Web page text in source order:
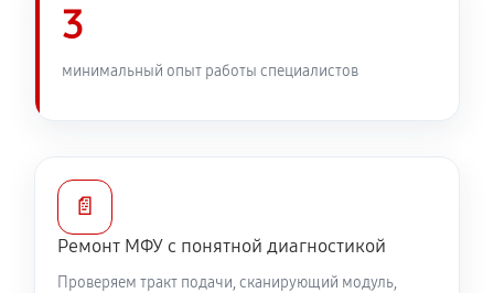
3
минимальный опыт работы специалистов
📄
Ремонт МФУ с понятной диагностикой
Проверяем тракт подачи, сканирующий модуль,